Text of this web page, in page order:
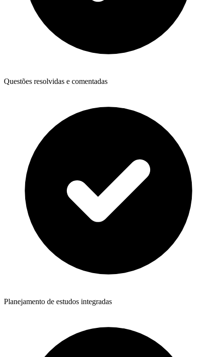
Questões resolvidas e comentadas
Planejamento de estudos integradas